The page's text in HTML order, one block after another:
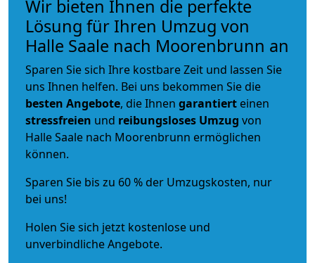
Wir bieten Ihnen die perfekte
Lösung für Ihren Umzug von
Halle Saale nach Moorenbrunn an
Sparen Sie sich Ihre kostbare Zeit und lassen Sie
uns Ihnen helfen. Bei uns bekommen Sie die
besten Angebote, die Ihnen garantiert einen
stressfreien und reibungsloses Umzug von
Halle Saale nach Moorenbrunn ermöglichen
können.
Sparen Sie bis zu 60 % der Umzugskosten, nur
bei uns!
Holen Sie sich jetzt kostenlose und
unverbindliche Angebote.